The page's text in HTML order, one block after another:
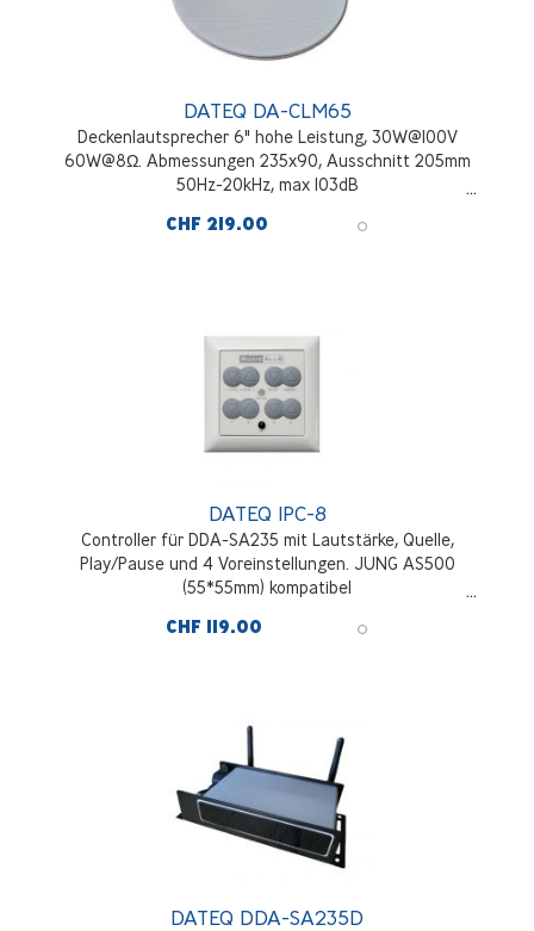
DATEQ DA-CLM65
Deckenlautsprecher 6" hohe Leistung, 30W@100V
60W@8Ω. Abmessungen 235x90, Ausschnitt 205mm
50Hz-20kHz, max 103dB
CHF 219.00
DATEQ IPC-8
Controller für DDA-SA235 mit Lautstärke, Quelle,
Play/Pause und 4 Voreinstellungen. JUNG AS500
(55*55mm) kompatibel
CHF 119.00
DATEQ DDA-SA235D